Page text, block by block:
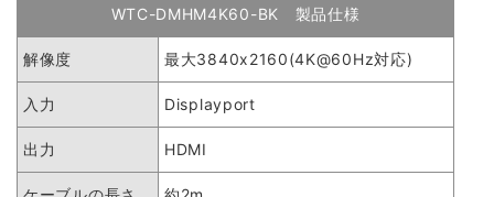
WTC-DMHM4K60-BK 製品仕様
解像度 最大3840x2160(4K@60Hz対応)
入力 Displayport
出力 HDMI